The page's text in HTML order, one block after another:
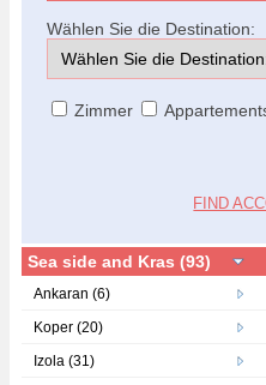
Wählen Sie die Destination:
Zimmer
FIND
Sea side and Kras (93)
Ankaran (6)
Koper (20)
Izola (31)